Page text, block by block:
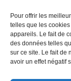
Pour offrir les
telles que les
appareils. Le fait de
des données telles
sur ce site. Le fait de
avoir un effet négatif
@ Sainte Marie
Mentions légales